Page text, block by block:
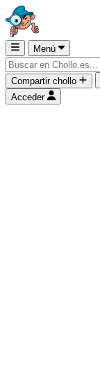
Menú
Compartir chollo
Acceder